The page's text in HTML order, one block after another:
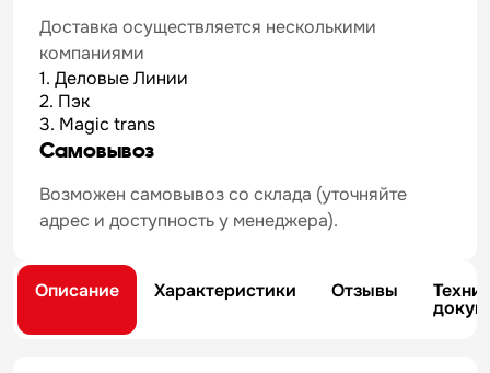
Доставка осуществляется несколькими
компаниями
1. Деловые Линии
2. Пэк
3. Magic trans
Самовывоз
Возможен самовывоз со склада (уточняйте
адрес и доступность у менеджера).
Описание Характеристики Отзывы